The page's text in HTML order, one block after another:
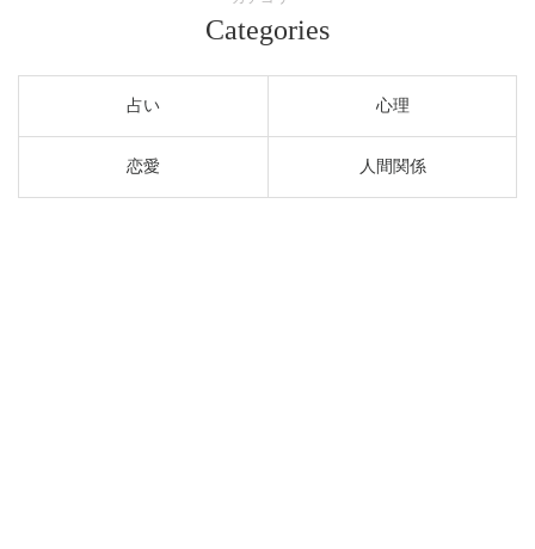
Categories
占い 心理
恋愛 人間関係